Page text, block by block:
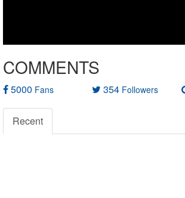
COMMENTS
5000 Fans 354 Followers
Recent